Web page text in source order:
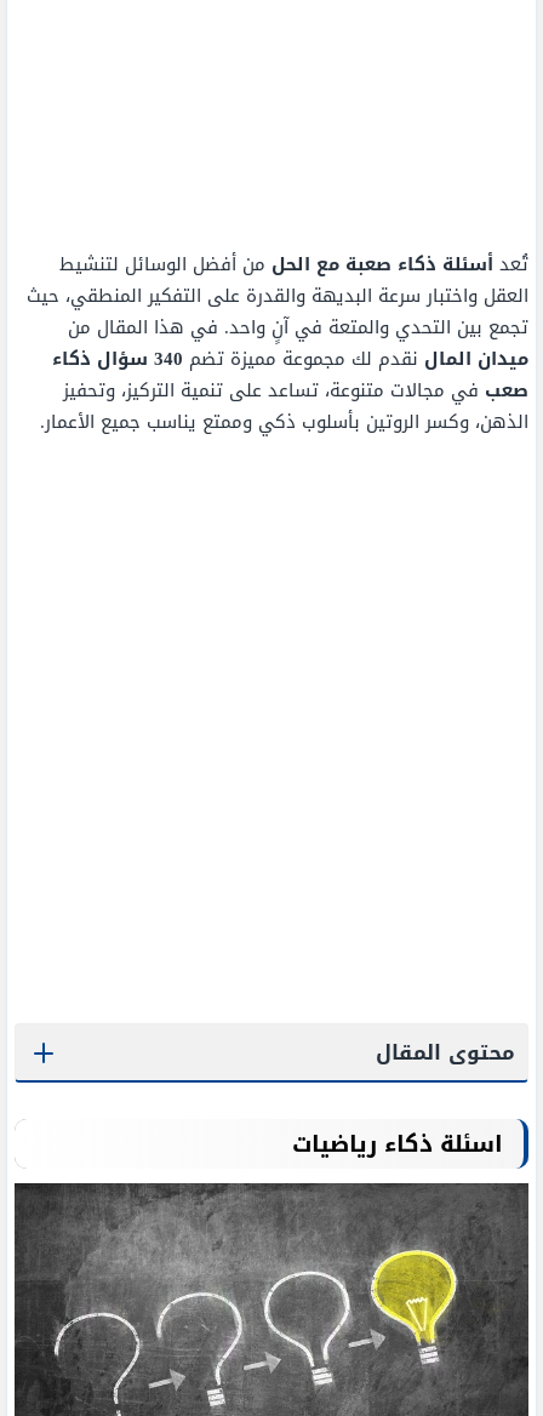
تُعد أسئلة ذكاء صعبة مع الحل من أفضل الوسائل لتنشيط
العقل واختبار سرعة البديهة والقدرة على التفكير المنطقي، حيث
تجمع بين التحدي والمتعة في آنٍ واحد. في هذا المقال من
ميدان المال نقدم لك مجموعة مميزة تضم
340 سؤال ذكاء
صعب في مجالات متنوعة، تساعد على تنمية التركيز، وتحفيز
الذهن، وكسر الروتين بأسلوب ذكي وممتع يناسب جميع الأعمار.
محتوى المقال
اسئلة ذكاء رياضيات